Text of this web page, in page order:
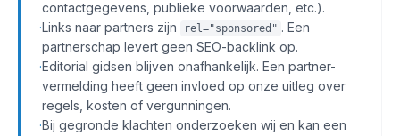
contactgegevens, publieke voorwaarden, etc.).
·Links naar partners zijn rel="sponsored" . Een
partnerschap levert geen SEO-backlink op.
·Editorial gidsen blijven onafhankelijk. Een partner-
vermelding heeft geen invloed op onze uitleg over
regels, kosten of vergunningen.
·Bij gegronde klachten onderzoeken wij en kan een